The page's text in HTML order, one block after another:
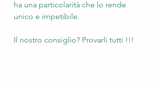
ha una particolarità che lo rende
unico e irripetibile.
Il nostro consiglio? Provarli tutti !!!